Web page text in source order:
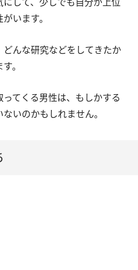
います。
んな研究などをしてきたか
。
てくる男性は、もしかする
いのかもしれません。